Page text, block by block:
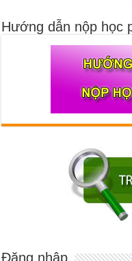
Hướng dẫn nộp học
Đăng nhập